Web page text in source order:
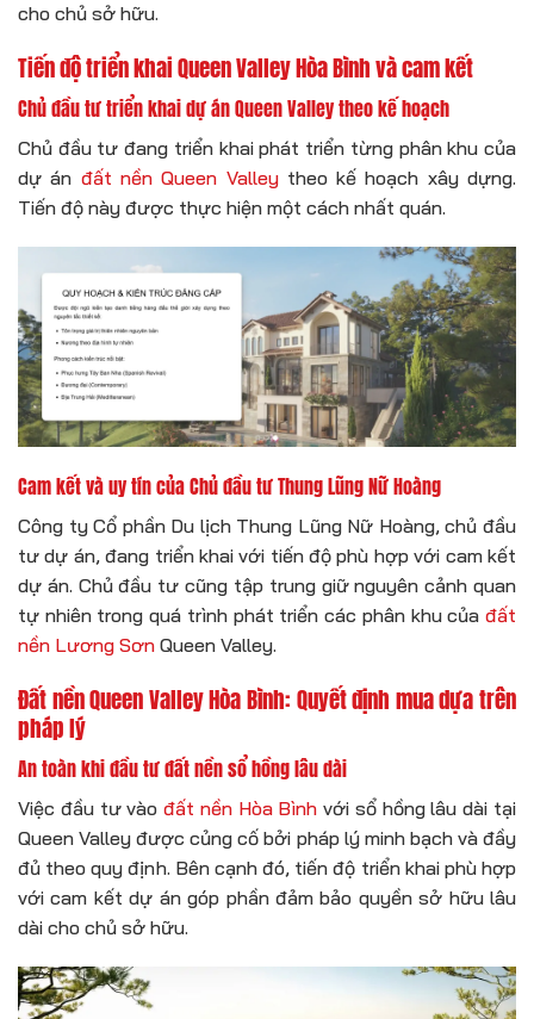
cho chủ sở hữu.
Tiến độ triển khai Queen Valley Hòa Bình và cam kết
Chủ đầu tư triển khai dự án Queen Valley theo kế hoạch
Chủ đầu tư đang triển khai phát triển từng phân khu của
dự án đất nền Queen Valleytheo kế hoạch xây dựng.
Tiến độ này được thực hiện một cách nhất quán.
Cam kết và uy tín của Chủ đầu tư Thung Lũng Nữ Hoàng
Công ty Cổ phần Du lịch Thung Lũng Nữ Hoàng, chủ đầu
tư dự án, đang triển khai với tiến độ phù hợp với cam kết
dự án. Chủ đầu tư cũng tập trung giữ nguyên cảnh quan
tự nhiên trong quá trình phát triển các phân khu của đất
nền Lương Sơn Queen Valley.
Đất nền Queen Valley Hòa Bình: Quyết định mua dựa trên
pháp lý
An toàn khi đầu tư đất nền sổ hồng lâu dài
Việc đầu tư vàođất nền Hòa Bình với sổ hồng lâu dài tại
Queen Valley được củng cố bởi pháp lý minh bạch và đầy
đủ theo quy định. Bên cạnh đó, tiến độ triển khai phù hợp
với cam kết dự án góp phần đảm bảo quyền sở hữu lâu
dài cho chủ sở hữu.